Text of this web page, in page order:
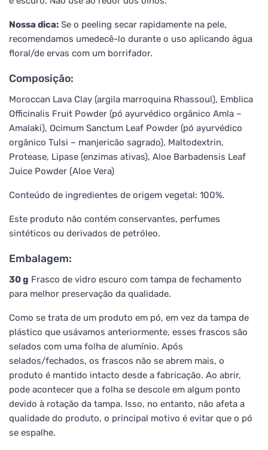
Nossa dica: Se o peeling secar rapidamente na pele,
recomendamos umedecê-lo durante o uso aplicando água
floral/de ervas com um borrifador.
Composição:
Moroccan Lava Clay (argila marroquina Rhassoul), Emblica
Officinalis Fruit Powder (pó ayurvédico orgânico Amla –
Amalaki), Ocimum Sanctum Leaf Powder (pó ayurvédico
orgânico Tulsi – manjericão sagrado), Maltodextrin,
Protease, Lipase (enzimas ativas), Aloe Barbadensis Leaf
Juice Powder (Aloe Vera)
Conteúdo de ingredientes de origem vegetal: 100%.
Este produto não contém conservantes, perfumes
sintéticos ou derivados de petróleo.
Embalagem:
30 g Frasco de vidro escuro com tampa de fechamento
para melhor preservação da qualidade.
Como se trata de um produto em pó, em vez da tampa de
plástico que usávamos anteriormente, esses frascos são
selados com uma folha de alumínio. Após
selados/fechados, os frascos não se abrem mais, o
produto é mantido intacto desde a fabricação. Ao abrir,
pode acontecer que a folha se descole em algum ponto
devido à rotação da tampa. Isso, no entanto, não afeta a
qualidade do produto, o principal motivo é evitar que o pó
se espalhe.